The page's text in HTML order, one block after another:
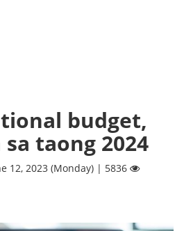
budget,
taong 2024
12, 2023 (Monday) | 5836